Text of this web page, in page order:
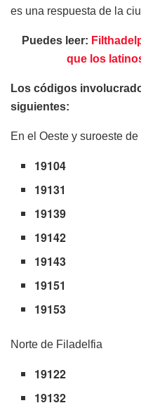
es una respuesta de la
Puedes leer:
que los
Los códigos
siguientes:
En el Oeste y suroeste
19104
19131
19139
19142
19143
19151
19153
Norte de Filadelfia
19122
19132